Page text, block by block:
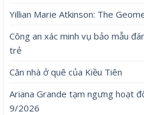
Yillian Marie Atkinson: The
Công an xác minh vụ bảo mẫu
trẻ
Căn nhà ở quê của Kiều Tiên
Ariana Grande tạm ngưng hoạt
9/2026